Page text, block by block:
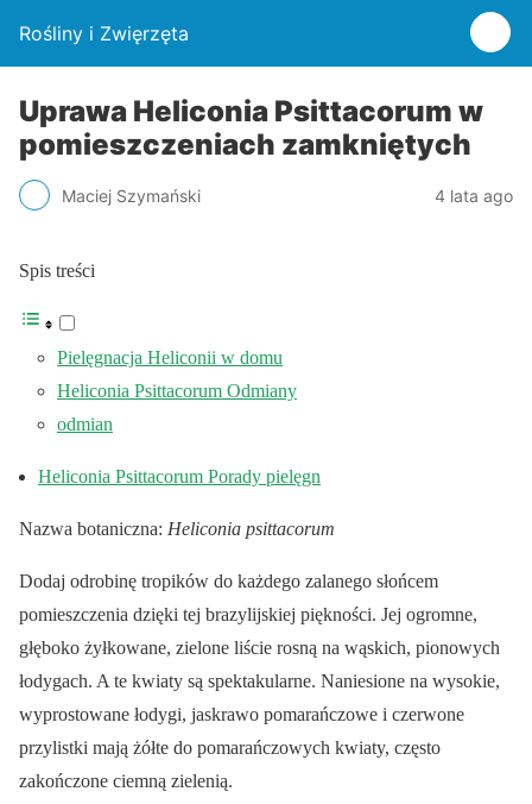
Rośliny i Zwięrzęta
Uprawa Heliconia Psittacorum w
pomieszczeniach zamkniętych
Maciej Szymański 4 lata ago
Spis treści
Pielęgnacja Heliconii w domu
Heliconia Psittacorum Odmiany
odmian
Heliconia Psittacorum Porady pielęgn
Nazwa botaniczna: Heliconia psittacorum
Dodaj odrobinę tropików do każdego zalanego słońcem
pomieszczenia dzięki tej brazylijskiej piękności. Jej ogromne,
głęboko żyłkowane, zielone liście rosną na wąskich, pionowych
łodygach. A te kwiaty są spektakularne. Naniesione na wysokie,
wyprostowane łodygi, jaskrawo pomarańczowe i czerwone
przylistki mają żółte do pomarańczowych kwiaty, często
zakończone ciemną zielenią.